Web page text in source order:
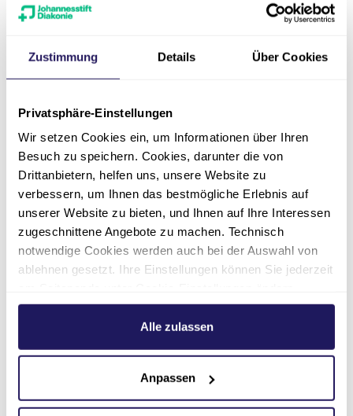
Zustimmung Details Über Cookies
Privatsphäre-Einstellungen
Wir setzen Cookies ein, um Informationen über Ihren
Besuch zu speichern. Cookies, darunter die von
Drittanbietern, helfen uns, unsere Website zu
verbessern, um Ihnen das bestmögliche Erlebnis auf
unserer Website zu bieten, und Ihnen auf Ihre Interessen
zugeschnittene Angebote zu machen. Technisch
notwendige Cookies werden auch bei der Auswahl von
ablehnen gesetzt. Ihre Einstellungen können Sie jederzeit
Weitere Informationen hierzu finden Sie in unserer
.Alle zulassen
Anpassen
Chefarzt
Dr. med. Stephan David
Evangelisches Krankenhaus Paul
Gerhardt Stift | Klinik für Orthopädie
und Unfallchirurgie
Leitung Endoprothetikzentrum
Durchgangsarzt
Netzwerkpartner Verwaltungs-BG
Bezirksverwaltung Erfurt
Facharzt für Chirurgie und
Unfallchirurgie, Spezielle Unfallchirurgie,
Rettungsmedizin, Physikalische
Therapie, Röntgendiagnostik Skelett